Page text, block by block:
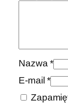
Nazwa*
E-mail*